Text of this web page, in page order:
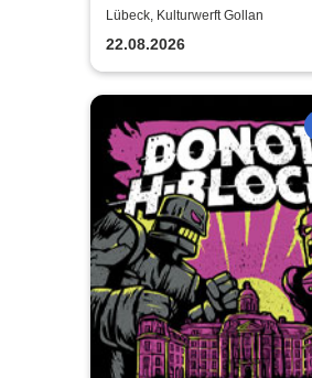
Shows 2026
Lübeck, Kulturwerft Gollan
22.08.2026